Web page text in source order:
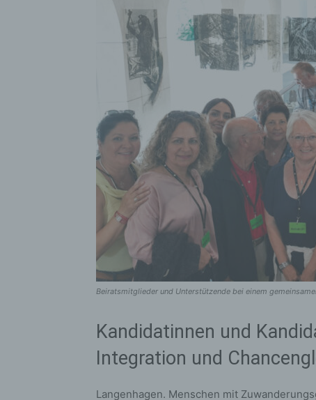
Beiratsmitglieder und Unterstützende bei einem
Kandidatinnen und
Integration und
Langenhagen. Menschen mit